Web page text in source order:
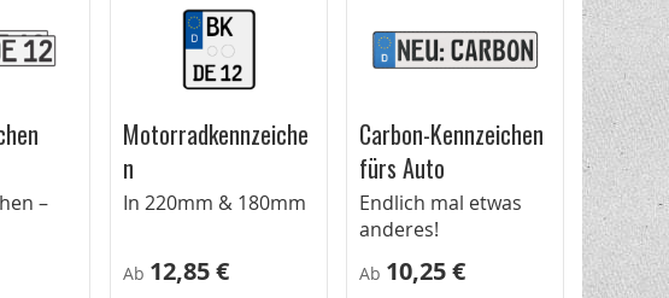
–
Motorradkennzeiche
n
In 220mm & 180mm
Ab 12,85 €
Carbon-Kennzeichen
fürs Auto
Endlich mal etwas
anderes!
Ab 10,25 €